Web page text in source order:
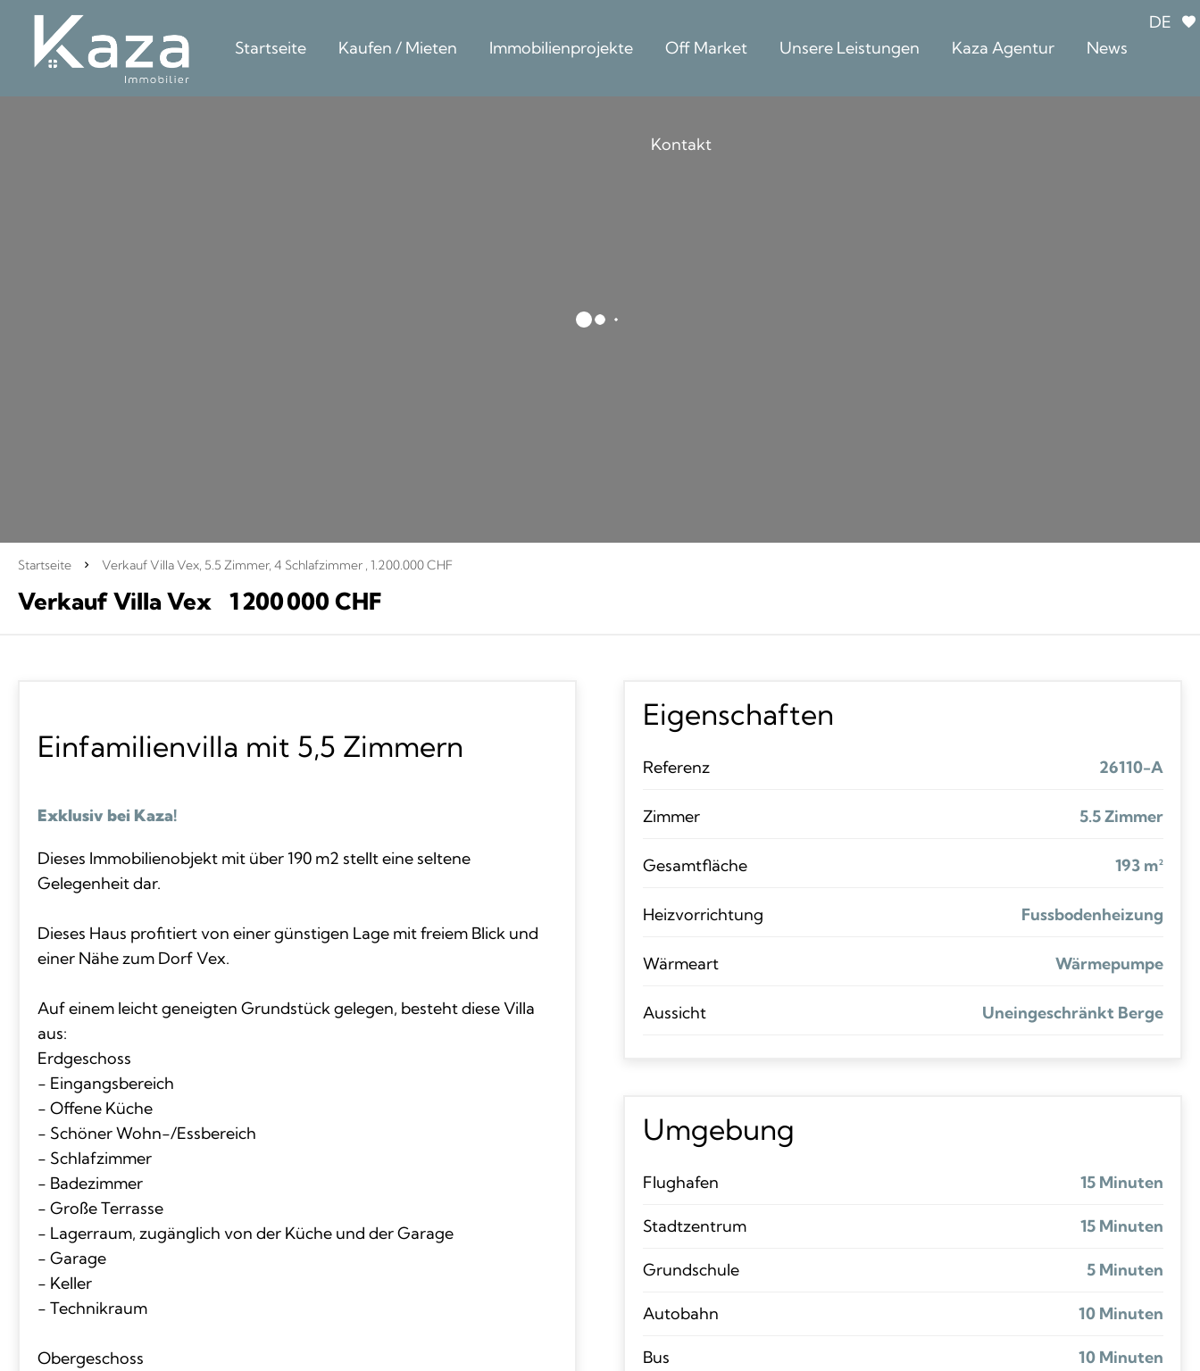
DE
Startseite
Kaufen / Mieten Immobilienprojekte Off Market Unsere Leistungen Kaza Agentur News
Kontakt
Startseite Verkauf Villa Vex, 5.5 Zimmer, 4 Schlafzimmer , 1.200.000 CHF
Verkauf Villa Vex 1 200 000 CHF
Einfamilienvilla mit 5,5 Zimmern
Exklusiv bei Kaza!
Dieses Immobilienobjekt mit über 190 m2 stellt eine seltene
Gelegenheit dar.
Dieses Haus profitiert von einer günstigen Lage mit freiem Blick und
einer Nähe zum Dorf Vex.
Auf einem leicht geneigten Grundstück gelegen, besteht diese Villa
aus:
Erdgeschoss
- Eingangsbereich
- Offene Küche
- Schöner Wohn-/Essbereich
- Schlafzimmer
- Badezimmer
- Große Terrasse
- Lagerraum, zugänglich von der Küche und der Garage
- Garage
- Keller
- Technikraum
Obergeschoss
Eigenschaften
Referenz 26110-A
Zimmer 5.5 Zimmer
Gesamtfläche 193 m²
Heizvorrichtung Fussbodenheizung
Wärmeart Wärmepumpe
Aussicht Uneingeschränkt Berge
Umgebung
Flughafen 15 Minuten
Stadtzentrum 15 Minuten
Grundschule 5 Minuten
Autobahn 10 Minuten
Bus 10 Minuten